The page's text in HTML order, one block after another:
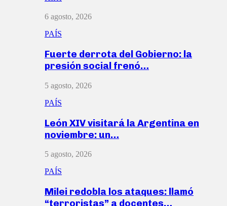
6 agosto, 2026
PAÍS
Fuerte derrota del Gobierno: la
presión social frenó…
5 agosto, 2026
PAÍS
León XIV visitará la Argentina en
noviembre: un…
5 agosto, 2026
PAÍS
Milei redobla los ataques: llamó
“terroristas” a docentes…